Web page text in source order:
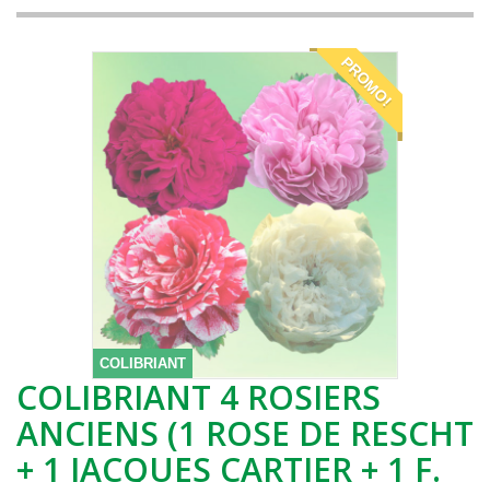
COLIBRIANT
PROMO!
COLIBRIANT 4 ROSIERS
ANCIENS (1 ROSE DE RESCHT
+ 1 JACQUES CARTIER + 1 F.